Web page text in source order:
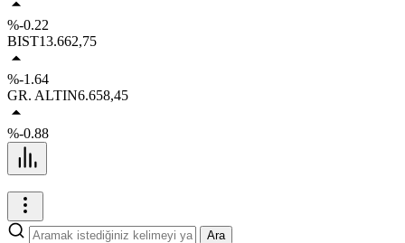
%-0.22
BIST13.662,75
%-1.64
GR. ALTIN6.658,45
%-0.88
Ara